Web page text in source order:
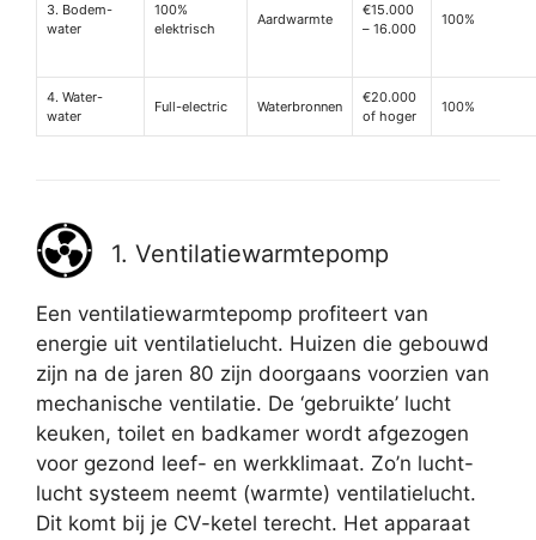
3. Bodem-
water
100%
elektrisch
Aardwarmte
€15.000
– 16.000
100%
4. Water-
water
Full-electric Waterbronnen
€20.000
of hoger
100%
1. Ventilatiewarmtepomp
Een ventilatiewarmtepomp profiteert van
energie uit ventilatielucht. Huizen die gebouwd
zijn na de jaren 80 zijn doorgaans voorzien van
mechanische ventilatie. De ‘gebruikte’ lucht
keuken, toilet en badkamer wordt afgezogen
voor gezond leef- en werkklimaat. Zo’n lucht-
lucht systeem neemt (warmte) ventilatielucht.
Dit komt bij je CV-ketel terecht. Het apparaat